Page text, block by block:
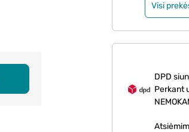
Visi
DPD
Perkant